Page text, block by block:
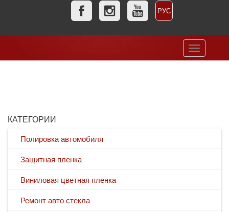
РУС
Toggle
navigation
КАТЕГОРИИ
Полировка автомобиля
Защитная пленка
Виниловая цветная пленка
Ремонт авто стекла